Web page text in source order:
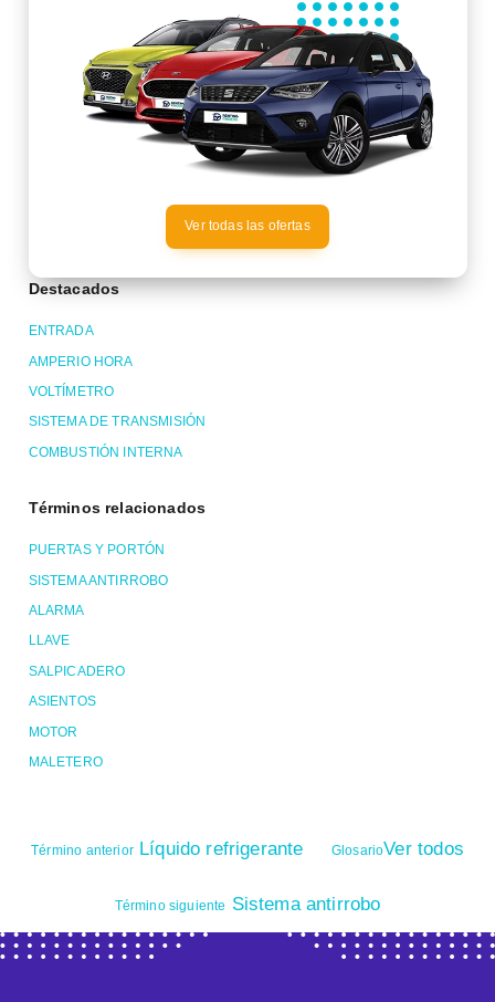
Ver todas las ofertas
Destacados
ENTRADA
AMPERIO HORA
VOLTÍMETRO
SISTEMA DE TRANSMISIÓN
COMBUSTIÓN INTERNA
Términos relacionados
PUERTAS Y PORTÓN
SISTEMA ANTIRROBO
ALARMA
LLAVE
SALPICADERO
ASIENTOS
MOTOR
MALETERO
Término anteriorLíquido refrigerante GlosarioVer todos
Término siguiente Sistema antirrobo